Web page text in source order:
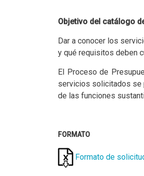
Objetivo del catálogo
Dar a conocer los
y qué requisitos deben
El Proceso de
servicios solicitados se
de las funciones
FORMATO
Formato de